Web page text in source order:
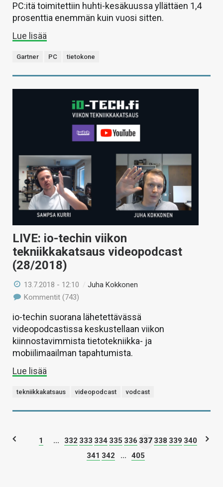
PC:itä toimitettiin huhti-kesäkuussa yllättäen 1,4
prosenttia enemmän kuin vuosi sitten.
Lue lisää
Gartner PC tietokone
LIVE: io-techin viikon
tekniikkakatsaus videopodcast
(28/2018)
13.7.2018 - 12:10 /Juha Kokkonen
Kommentit (743)
io-techin suorana lähetettävässä
videopodcastissa keskustellaan viikon
kiinnostavimmista tietotekniikka- ja
mobiilimaailman tapahtumista.
Lue lisää
tekniikkakatsaus videopodcast vodcast
1 ... 332 333 334 335 336 337 338 339 340
341 342 ... 405